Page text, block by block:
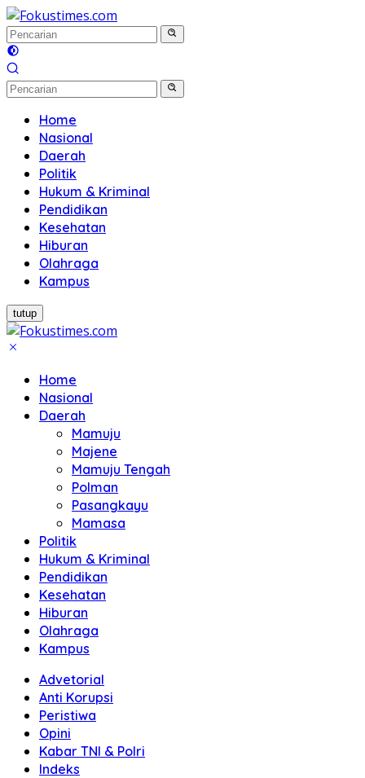
Langsung
ke
konten
Home
Nasional
Daerah
Politik
Hukum & Kriminal
Pendidikan
Kesehatan
Hiburan
Olahraga
Kampus
tutup
Home
Nasional
Daerah
Mamuju
Majene
Mamuju Tengah
Polman
Pasangkayu
Mamasa
Politik
Hukum & Kriminal
Pendidikan
Kesehatan
Hiburan
Olahraga
Kampus
Advetorial
Anti Korupsi
Peristiwa
Opini
Kabar TNI & Polri
Indeks